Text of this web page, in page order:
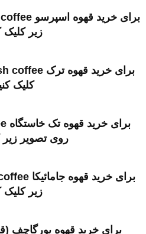
زیر کلیک
کلیک
روی تصویر زیر
زیر کلیک
برای خرید قهوه یورگاچف